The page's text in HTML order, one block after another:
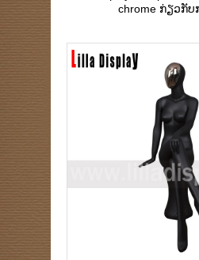
chrome ກ່ຽວກັ